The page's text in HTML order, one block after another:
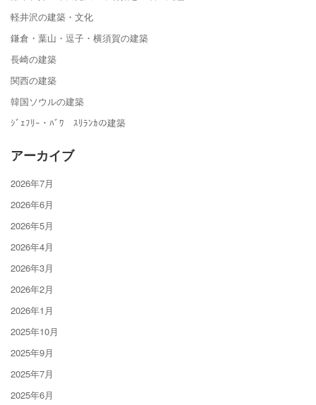
軽井沢の建築・文化
鎌倉・葉山・逗子・横須賀の建築
長崎の建築
関西の建築
韓国ソウルの建築
ｼﾞｪﾌﾘｰ・ﾊﾞﾜ ｽﾘﾗﾝｶの建築
アーカイブ
2026年7月
2026年6月
2026年5月
2026年4月
2026年3月
2026年2月
2026年1月
2025年10月
2025年9月
2025年7月
2025年6月